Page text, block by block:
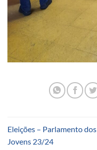
Eleições – Parlamento dos
Jovens 23/24